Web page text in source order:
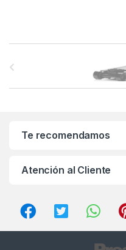
Te recomendamos
Atención al Cliente